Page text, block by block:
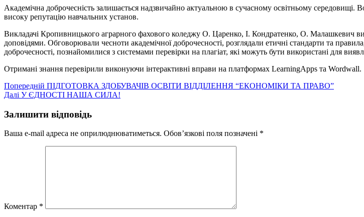
Академічна доброчесність залишається надзвичайно актуальною в сучасному освітньому середовищі.
високу репутацію навчальних установ.
Викладачі Кропивницького аграрного фахового коледжу О. Царенко, І. Кондратенко, О. Малашкевич
доповідями. Обговорювали чесноти академічної доброчесності, розглядали етичні стандарти та
доброчесності, познайомилися з системами перевірки на плагіат, які можуть бути використані для
Отримані знання перевірили виконуючи інтерактивні вправи на платформах LearningApps та Wordwall.
Навігація
записів
Попередній Попередній
запис:
ПІДГОТОВКА ЗДОБУВАЧІВ ОСВІТИ ВІДДІЛЕННЯ “ЕКОНОМІКИ ТА ПРАВО”
Далі Наступний
У ЄДНОСТІ НАША СИЛА!
Залишити відповідь
Ваша e-mail адреса не оприлюднюватиметься. Обов’язкові поля позначені *
Коментар *